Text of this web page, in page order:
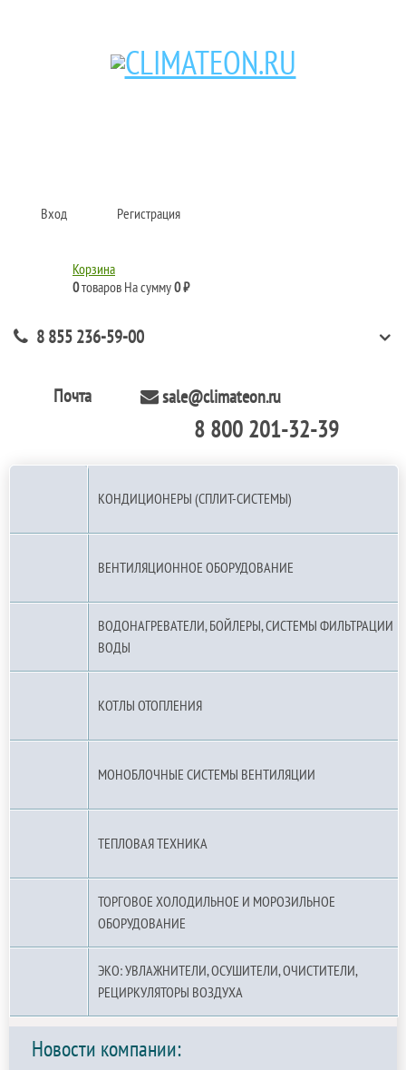
Кондиционеры и сплит-системы, газовые котлы, тепловые завесы, водяные
Вход Регистрация
Корзина
0товаров На сумму0 ₽
8 855 236-59-00
Почта sale@climateon.ru
8 800 201-32-39
КОНДИЦИОНЕРЫ (СПЛИТ-СИСТЕМЫ)
ВЕНТИЛЯЦИОННОЕ ОБОРУДОВАНИЕ
ВОДОНАГРЕВАТЕЛИ, БОЙЛЕРЫ, СИСТЕМЫ ФИЛЬТРАЦИИ
ВОДЫ
КОТЛЫ ОТОПЛЕНИЯ
МОНОБЛОЧНЫЕ СИСТЕМЫ ВЕНТИЛЯЦИИ
ТЕПЛОВАЯ ТЕХНИКА
ТОРГОВОЕ ХОЛОДИЛЬНОЕ И МОРОЗИЛЬНОЕ
ОБОРУДОВАНИЕ
ЭКО: УВЛАЖНИТЕЛИ, ОСУШИТЕЛИ, ОЧИСТИТЕЛИ,
РЕЦИРКУЛЯТОРЫ ВОЗДУХА
Новости компании: